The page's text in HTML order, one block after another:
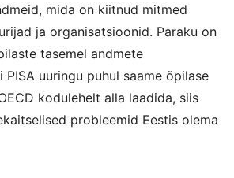
mida on kiitnud mitmed
ja organisatsioonid. Paraku on
tasemel andmete
PISA uuringu puhul saame õpilase
kodulehelt alla laadida, siis
probleemid Eestis olema